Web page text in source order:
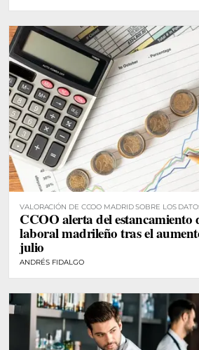
VALORACIÓN DE CCOO MADRID SOBRE LOS
CCOO alerta del estancamiento
laboral madrileño tras el
julio
ANDRÉS FIDALGO